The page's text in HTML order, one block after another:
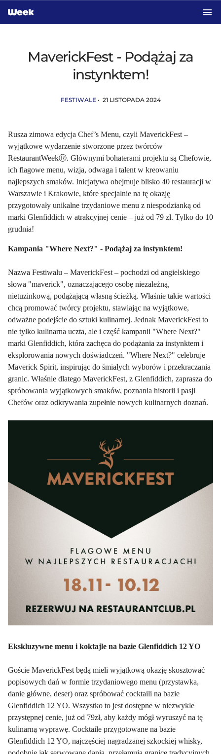
MaverickFest - Podążaj za
instynktem!
FESTIWALE• 21 LISTOPADA 2024
Rusza zimowa edycja Chef’s Menu, czyli MaverickFest –
wyjątkowe wydarzenie stworzone przez twórców
RestaurantWeekⓇ. Głównymi bohaterami projektu są Chefowie,
ich flagowe menu, wizja, odwaga i talent w kreowaniu
najlepszych smaków. Inicjatywa obejmuje blisko 40 restauracji w
Warszawie i Krakowie, które specjalnie na tę okazję
przygotowały unikalne trzydaniowe menu z niespodzianką od
marki Glenfiddich w atrakcyjnej cenie – już od 79 zł. Tylko do 10
grudnia!
Kampania "Where Next?" - Podążaj za instynktem!
Nazwa Festiwalu – MaverickFest – pochodzi od angielskiego
słowa "maverick", oznaczającego osobę niezależną,
nietuzinkową, podążającą własną ścieżką. Właśnie takie wartości
chcą promować twórcy projektu, stawiając na wyjątkowe,
odważne podejście do sztuki kulinarnej. Jednak MaverickFest to
nie tylko kulinarna uczta, ale i część kampanii "Where Next?"
marki Glenfiddich, która zachęca do podążania za instynktem i
eksplorowania nowych doświadczeń. "Where Next?" celebruje
Maverick Spirit, inspirując do śmiałych wyborów i przekraczania
granic. Właśnie dlatego MaverickFest, z Glenfiddich, zaprasza do
spróbowania wyjątkowych smaków, poznania historii i pasji
Chefów oraz odkrywania zupełnie nowych kulinarnych doznań.
Ekskluzywne menu i koktajle na bazie Glenfiddich 12 YO
Goście MaverickFest będą mieli wyjątkową okazję skosztować
popisowych dań w formie trzydaniowego menu (przystawka,
danie główne, deser) oraz spróbować cocktaili na bazie
Glenfiddich 12 YO. Wszystko to jest dostępne w niezwykle
przystępnej cenie, już od 79zł, aby każdy mógł wyruszyć na tę
kulinarną wyprawę. Cocktaile przygotowane na bazie
Glenfiddich 12 YO, najczęściej nagradzanej szkockiej whisky,